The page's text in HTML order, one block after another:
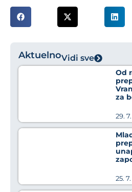
AktuelnoVidi sve
Od
za
29.
25.